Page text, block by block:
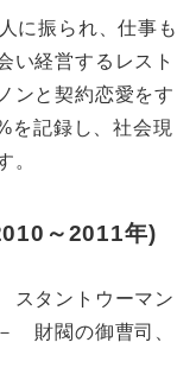
に振られ、仕事も
い経営するレスト
ンと契約恋愛をす
を記録し、社会現
。
～2011年)
タントウーマン
財閥の御曹司、